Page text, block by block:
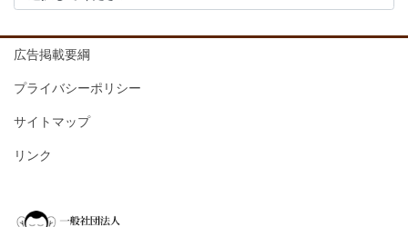
広告掲載要綱
プライバシーポリシー
サイトマップ
リンク